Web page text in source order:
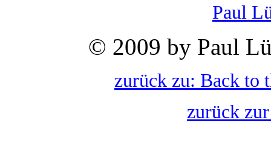
Paul
© 2009 by Paul
zurück zu: Back to
zurück